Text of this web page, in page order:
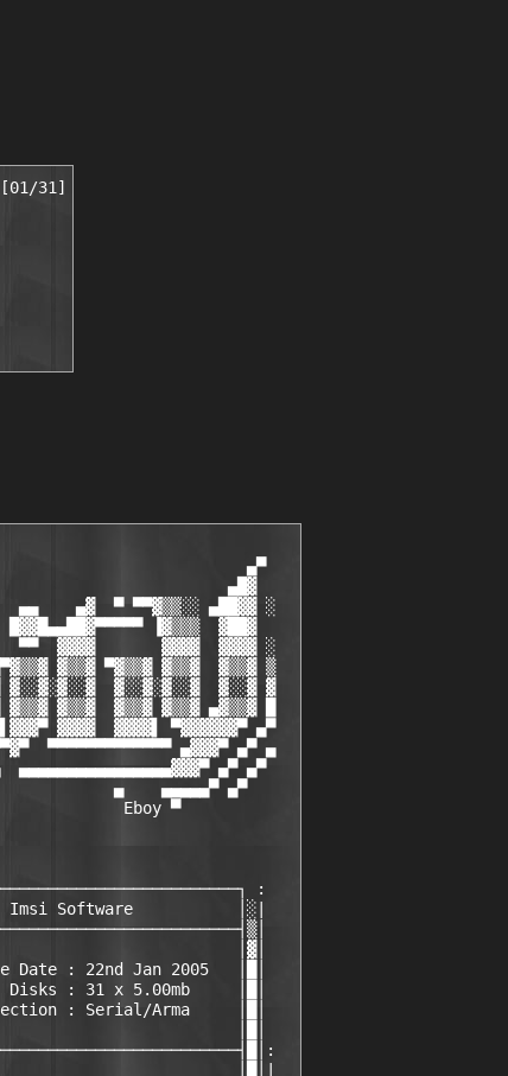
31]
▄▀
▄█▓
▄▄    ▄▓  ▀ ▀▀▓▒▒░░ ▄██▓▓ ░
█▓▓█▄▄██▓▀▀▀▀▀ ▐▓▒▒▒  ▓██▓
▀▀  ▓▓▓▓       ▓▓▓▓  ▓▓▓▓ ░
▓▒▒▓ ▀▓▒▒▓ ▓▒▒▓  ▓▒▒▓ ▒
▓░░▓░▓░░▓  ▓░░▓░▓░░▓  ▓░░▓ ▓
▓▒▒▓  ▓▒▒▓ ▓▒▒▓ ▄▓▒▒▓ █
▓▓▓▓  ▓▓▓▓▌ ▀▓▓▓▓▓▓▀ ▄▀
▀▀▀▀▀▀▀▀▀▀▀▀▀ ▄▓▓▓▀ ▄▀ ▄
▄▄▄▄▄▄▄▄▄▄▄▄▄▄▄▄▓▓▓▀ ▄▀ ▄▀
▄    ▄▄▄▄▄▀ ▄▀
Eboy
▀
p r e s e n t s
:
Imsi Software           │░|
│▓│
Date : 22nd Jan 2005   │█│
Disks : 31 x 5.00mb     │█│
: Serial/Arma     │█│